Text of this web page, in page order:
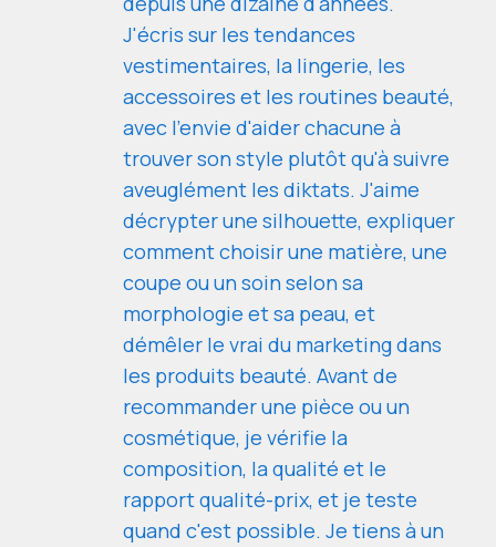
J'écris sur les tendances
vestimentaires, la lingerie, les
accessoires et les routines beauté,
avec l'envie d'aider chacune à
trouver son style plutôt qu'à suivre
aveuglément les diktats. J'aime
décrypter une silhouette, expliquer
comment choisir une matière, une
coupe ou un soin selon sa
morphologie et sa peau, et
démêler le vrai du marketing dans
les produits beauté. Avant de
recommander une pièce ou un
cosmétique, je vérifie la
composition, la qualité et le
rapport qualité-prix, et je teste
quand c'est possible. Je tiens à un